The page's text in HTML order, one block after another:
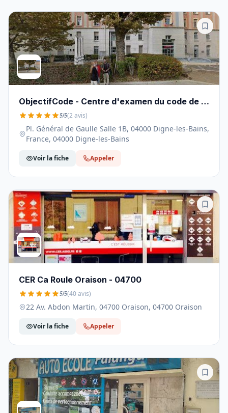
ObjectifCode - Centre d'examen du code de la
route Digne-les-Bains - 04000
5/5(2 avis)
Pl. Général de Gaulle Salle 1B, 04000 Digne-les-Bains,
France, 04000 Digne-les-Bains
Voir la fiche Appeler
CER Ca Roule Oraison - 04700
5/5(40 avis)
22 Av. Abdon Martin, 04700 Oraison, 04700 Oraison
Voir la fiche Appeler